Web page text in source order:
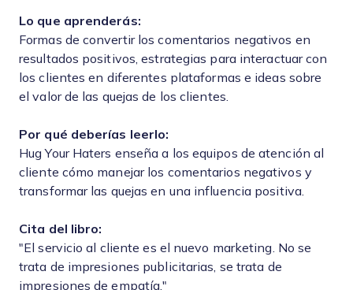
Lo que aprenderás:
Formas de convertir los comentarios negativos en
resultados positivos, estrategias para interactuar con
los clientes en diferentes plataformas e ideas sobre
el valor de las quejas de los clientes.
Por qué deberías leerlo:
Hug Your Haters enseña a los equipos de atención al
cliente cómo manejar los comentarios negativos y
transformar las quejas en una influencia positiva.
Cita del libro:
"El servicio al cliente es el nuevo marketing. No se
trata de impresiones publicitarias, se trata de
impresiones de empatía."